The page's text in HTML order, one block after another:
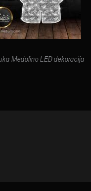
Medolino LED dekoracija